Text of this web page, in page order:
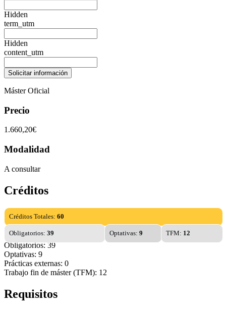
Hidden
term_utm
Hidden
content_utm
Máster Oficial
Precio
1.660,20€
Modalidad
A consultar
Créditos
Créditos Totales: 60
Obligatorios: 39 Optativas: 9 TFM: 12
Obligatorios: 39
Optativas: 9
Prácticas externas: 0
Trabajo fin de máster (TFM): 12
Requisitos